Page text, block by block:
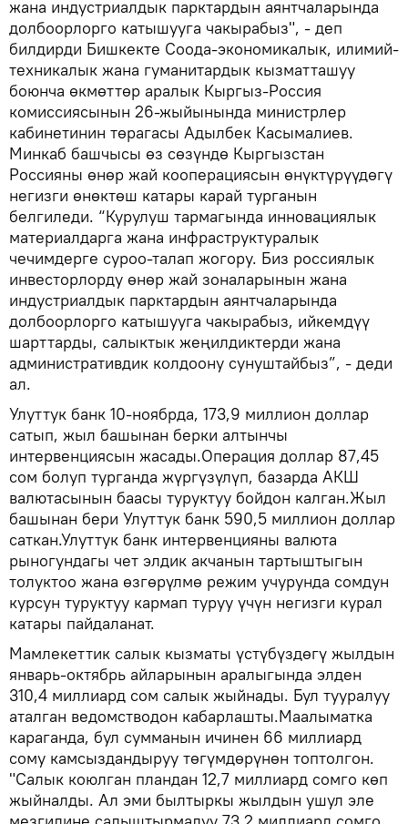
жана индустриалдык парктардын аянтчаларында
долбоорлорго катышууга чакырабыз", - деп
билдирди Бишкекте Соода-экономикалык, илимий-
техникалык жана гуманитардык кызматташуу
боюнча өкмөттөр аралык Кыргыз-Россия
комиссиясынын 26-жыйынында министрлер
кабинетинин төрагасы Адылбек Касымалиев.
Минкаб башчысы өз сөзүндө Кыргызстан
Россияны өнөр жай кооперациясын өнүктүрүүдөгү
негизги өнөктөш катары карай турганын
белгиледи. “Курулуш тармагында инновациялык
материалдарга жана инфраструктуралык
чечимдерге суроо-талап жогору. Биз россиялык
инвесторлорду өнөр жай зоналарынын жана
индустриалдык парктардын аянтчаларында
долбоорлорго катышууга чакырабыз, ийкемдүү
шарттарды, салыктык жеңилдиктерди жана
административдик колдоону сунуштайбыз”, - деди
ал.
Улуттук банк 10-ноябрда, 173,9 миллион доллар
сатып, жыл башынан берки алтынчы
интервенциясын жасады.Операция доллар 87,45
сом болуп турганда жүргүзүлүп, базарда АКШ
валютасынын баасы туруктуу бойдон калган.Жыл
башынан бери Улуттук банк 590,5 миллион доллар
саткан.Улуттук банк интервенцияны валюта
рыногундагы чет элдик акчанын тартыштыгын
толуктоо жана өзгөрүлмө режим учурунда сомдун
курсун туруктуу кармап туруу үчүн негизги курал
катары пайдаланат.
Мамлекеттик салык кызматы үстүбүздөгү жылдын
январь-октябрь айларынын аралыгында элден
310,4 миллиард сом салык жыйнады. Бул тууралуу
аталган ведомстводон кабарлашты.Маалыматка
караганда, бул сумманын ичинен 66 миллиард
сому камсыздандыруу төгүмдөрүнөн топтолгон.
"Салык коюлган пландан 12,7 миллиард сомго көп
жыйналды. Ал эми былтыркы жылдын ушул эле